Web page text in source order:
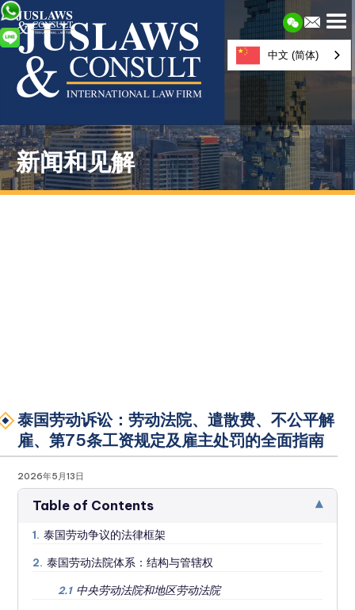
新闻和见解
泰国劳动诉讼：劳动法院、遣散费、不公平解
雇、第75条工资规定及雇主处罚的全面指南
2026年5月13日
Table of Contents ▾
1. 泰国劳动争议的法律框架
2. 泰国劳动法院体系：结构与管辖权
2.1 中央劳动法院和地区劳动法院
中文 (简体)